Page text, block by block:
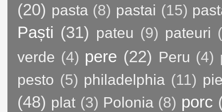
(20) pasta (8) pastai (15)
Paști (31) pateu (9) pateuri
verde (4) pere (22) Peru (4)
pesto (5) philadelphia (11)
(48) plat (3) Polonia (8) porc